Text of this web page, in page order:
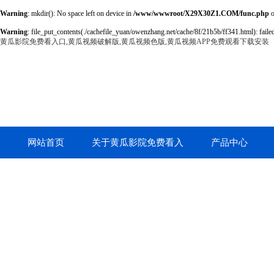
Warning: mkdir(): No space left on device in /www/wwwroot/X29X30Z1.COM/func.php
Warning: file_put_contents(./cachefile_yuan/owenzhang.net/cache/8f/21b5b/ff341.html):
黄瓜影院免费看入口,黄瓜视频破解版,黄瓜视频色版,黄瓜视频APP免费观看下载安装
网站首页 关于黄瓜影院免费看入 产品中心